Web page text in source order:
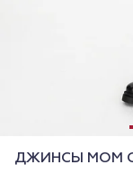
ДЖИНСЫ МОМ